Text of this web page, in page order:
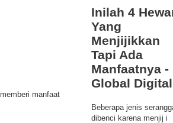
Inilah 4
Yang
Menjijikkan
Tapi Ada
Manfaatnya -
Global Digital
Beberapa jenis
dibenci karena menjij i
manfaat